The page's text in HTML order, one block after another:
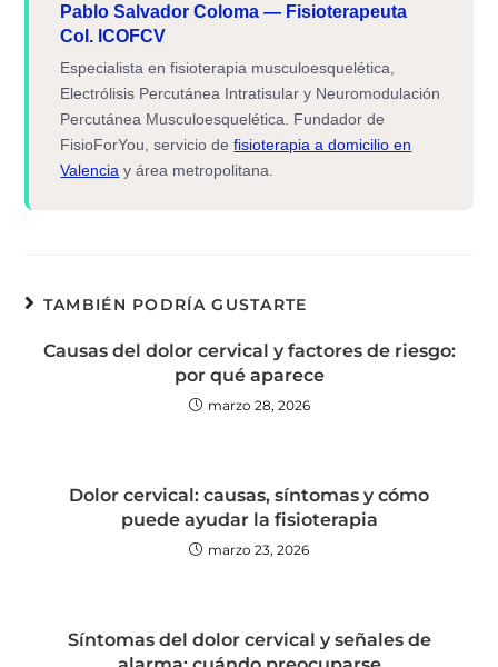
Pablo Salvador Coloma — Fisioterapeuta
Col. ICOFCV
Especialista en fisioterapia musculoesquelética,
Electrólisis Percutánea Intratisular y Neuromodulación
Percutánea Musculoesquelética. Fundador de
FisioForYou, servicio defisioterapia a domicilio en
Valencia y área metropolitana.
TAMBIÉN PODRÍA GUSTARTE
Causas del dolor cervical y factores de riesgo:
por qué aparece
marzo 28, 2026
Dolor cervical: causas, síntomas y cómo
puede ayudar la fisioterapia
marzo 23, 2026
Síntomas del dolor cervical y señales de